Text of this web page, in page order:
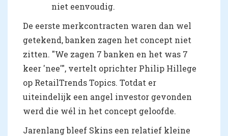
niet eenvoudig.
De eerste merkcontracten waren dan wel
getekend, banken zagen het concept niet
zitten. "We zagen 7 banken en het was 7
keer 'nee'", vertelt oprichter Philip Hillege
op RetailTrends Topics. Totdat er
uiteindelijk een angel investor gevonden
werd die wél in het concept geloofde.
Jarenlang bleef Skins een relatief kleine